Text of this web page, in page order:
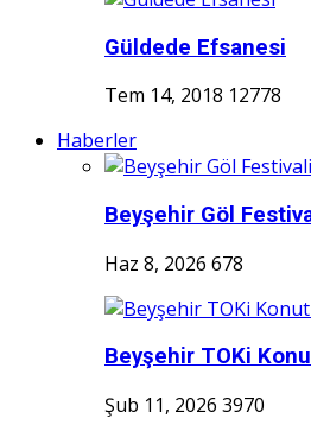
Güldede Efsanesi
Tem 14, 2018 12778
Haberler
Beyşehir Göl
Haz 8, 2026 678
Beyşehir TOKi
Şub 11, 2026 3970